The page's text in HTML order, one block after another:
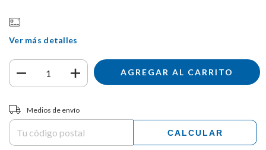
Ver más detalles
Entregas para el CP:
Medios de envío
CALCULAR